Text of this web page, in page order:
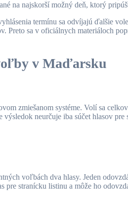
na najskorší možný deň, ktorý
termínu sa odvíjajú ďalšie
Preto sa v oficiálnych materiáloch
v Maďarsku
zmiešanom systéme. Volí sa
neurčuje iba súčet hlasov
voľbách dva hlasy. Jeden
pre stranícku listinu a môže ho